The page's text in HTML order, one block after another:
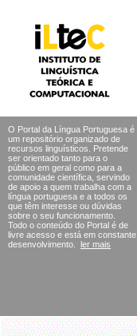
O Portal da Língua Portuguesa é
um repositório organizado de
recursos linguísticos. Pretende
ser orientado tanto para o
público em geral como para a
comunidade científica, servindo
de apoio a quem trabalha com a
língua portuguesa e a todos os
que têm interesse ou dúvidas
sobre o seu funcionamento.
Todo o conteúdo do Portal é de
livre acesso e está em constante
desenvolvimento.
ler mais